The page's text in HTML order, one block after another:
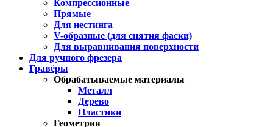
Компрессионные
Прямые
Для нестинга
V-образные (для снятия фаски)
Для выравнивания поверхности
Для ручного фрезера
Гравёры
Обрабатываемые материалы
Металл
Дерево
Пластики
Геометрия